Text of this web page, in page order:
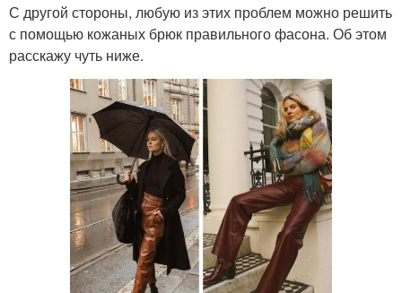
С другой стороны, любую из этих проблем можно решить
с помощью кожаных брюк правильного фасона. Об этом
расскажу чуть ниже.